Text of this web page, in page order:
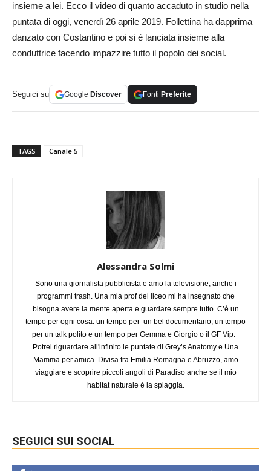
insieme a lei. Ecco il video di quanto accaduto in studio nella
puntata di oggi, venerdì 26 aprile 2019. Follettina ha dapprima
danzato con Costantino e poi si è lanciata insieme alla
conduttrice facendo impazzire tutto il popolo dei social.
Seguici su Google Discover Fonti Preferite
TAGS Canale 5
Alessandra Solmi
Sono una giornalista pubblicista e amo la televisione, anche i
programmi trash. Una mia prof del liceo mi ha insegnato che
bisogna avere la mente aperta e guardare sempre tutto. C’è un
tempo per ogni cosa: un tempo per un bel documentario, un tempo
per un talk polito e un tempo per Gemma e Giorgio o il GF Vip.
Potrei riguardare all'infinito le puntate di Grey’s Anatomy e Una
Mamma per amica. Divisa fra Emilia Romagna e Abruzzo, amo
viaggiare e scoprire piccoli angoli di Paradiso anche se il mio
habitat naturale è la spiaggia.
SEGUICI SUI SOCIAL